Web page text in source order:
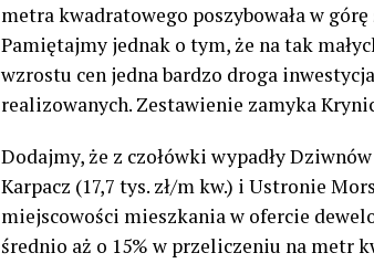
metra kwadratowego poszybowała w
Pamiętajmy jednak o tym, że na tak
wzrostu cen jedna bardzo droga
realizowanych. Zestawienie zamyka
Dodajmy, że z czołówki wypadły
Karpacz (17,7 tys. zł/m kw.) i Ustronie
miejscowości mieszkania w ofercie
średnio aż o 15% w przeliczeniu na metr